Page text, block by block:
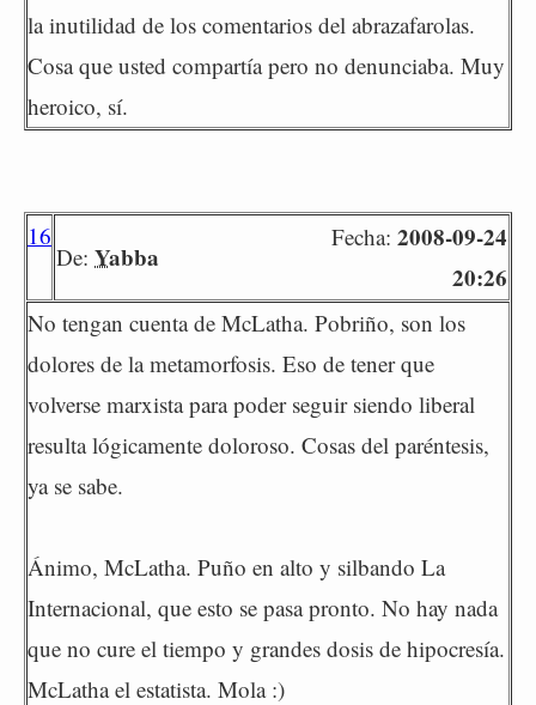
la inutilidad de los comentarios del abrazafarolas.
Cosa que usted compartía pero no denunciaba. Muy
heroico, sí.
16
De: Yabba
Fecha: 2008-09-24
20:26
No tengan cuenta de McLatha. Pobriño, son los
dolores de la metamorfosis. Eso de tener que
volverse marxista para poder seguir siendo liberal
resulta lógicamente doloroso. Cosas del paréntesis,
ya se sabe.
Ánimo, McLatha. Puño en alto y silbando La
Internacional, que esto se pasa pronto. No hay nada
que no cure el tiempo y grandes dosis de hipocresía.
McLatha el estatista. Mola :)